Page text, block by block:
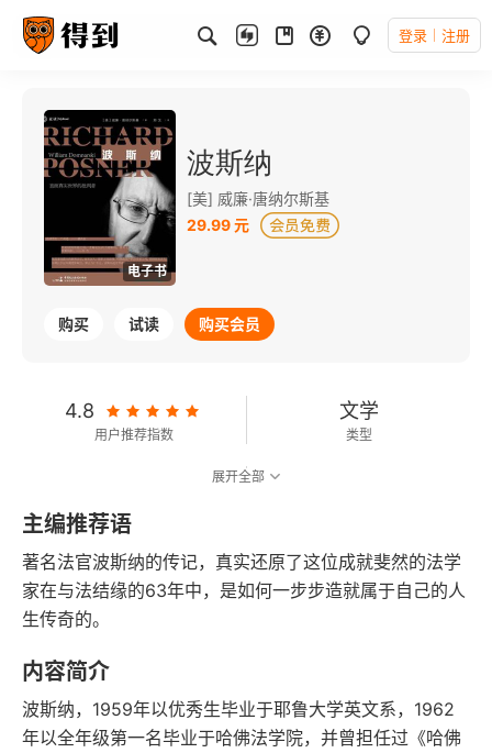
登录 注册
电子书
波斯纳
[美] 威廉·唐纳尔斯基
29.99 元
购买 试读 购买会员
4.8
用户推荐指数
文学
类型
229千字
字数
2022-08-01
发行日期
展开全部
主编推荐语
著名法官波斯纳的传记，真实还原了这位成就斐然的法学
家在与法结缘的63年中，是如何一步步造就属于自己的人
生传奇的。
内容简介
波斯纳，1959年以优秀生毕业于耶鲁大学英文系，1962
年以全年级第一名毕业于哈佛法学院，并曾担任过《哈佛